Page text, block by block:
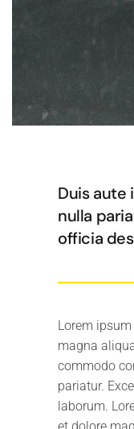
Duis
nulla
officia
Lorem
magna
commodo
pariatur.
laborum.